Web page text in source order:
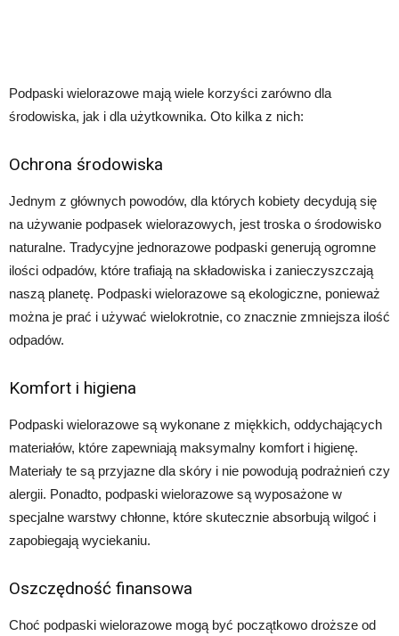
Podpaski wielorazowe mają wiele korzyści zarówno dla
środowiska, jak i dla użytkownika. Oto kilka z nich:
Ochrona środowiska
Jednym z głównych powodów, dla których kobiety decydują się
na używanie podpasek wielorazowych, jest troska o środowisko
naturalne. Tradycyjne jednorazowe podpaski generują ogromne
ilości odpadów, które trafiają na składowiska i zanieczyszczają
naszą planetę. Podpaski wielorazowe są ekologiczne, ponieważ
można je prać i używać wielokrotnie, co znacznie zmniejsza ilość
odpadów.
Komfort i higiena
Podpaski wielorazowe są wykonane z miękkich, oddychających
materiałów, które zapewniają maksymalny komfort i higienę.
Materiały te są przyjazne dla skóry i nie powodują podrażnień czy
alergii. Ponadto, podpaski wielorazowe są wyposażone w
specjalne warstwy chłonne, które skutecznie absorbują wilgoć i
zapobiegają wyciekaniu.
Oszczędność finansowa
Choć podpaski wielorazowe mogą być początkowo droższe od